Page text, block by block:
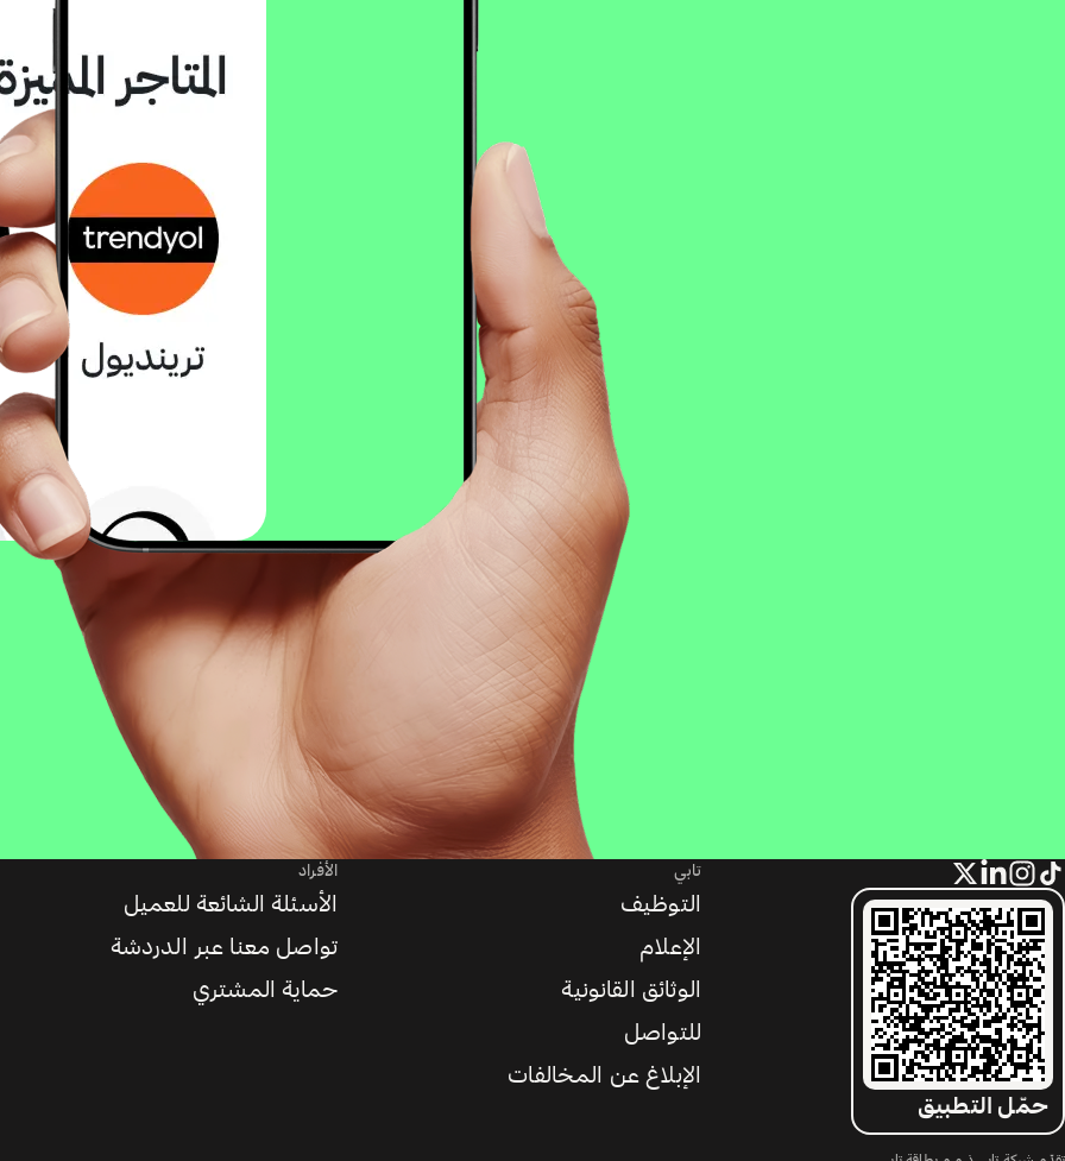
حمّل التطبيق
تابي
التوظيف
الإعلام
الوثائق القانونية
للتواصل
الإبلاغ عن المخالفات
الأفراد
الأسئلة الشائعة للعميل
تواصل معنا عبر الدردشة
حماية المشتري